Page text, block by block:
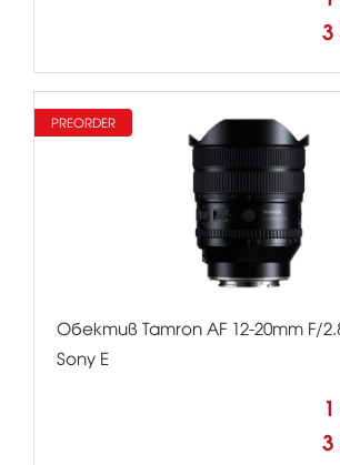
3
Обектив Tamron AF 12-20mm F/
Sony Е
3
PREORDER